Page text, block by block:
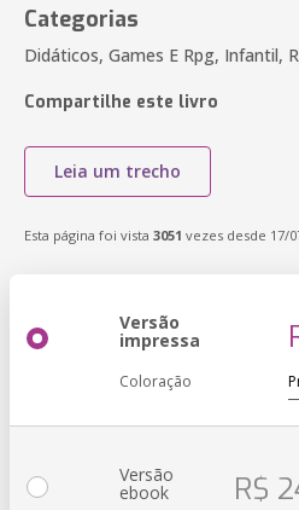
Categorias
Didáticos, Games E Rpg, Infantil,
Compartilhe este livro
Leia um trecho
Esta página foi vista 3051 vezes desde 17/
Versão
impressa
Coloração
Versão
ebook R$